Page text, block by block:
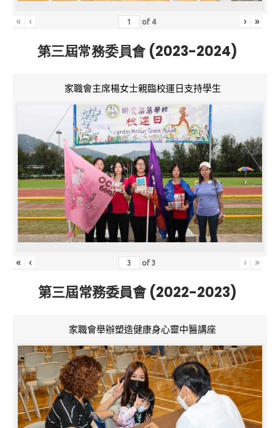
« ‹ of 4 › »
第三屆常務委員會 (2023-2024)
家職會主席楊女士親臨校運日支持學生
« ‹ of3 › »
第三屆常務委員會 (2022-2023)
家職會舉辦塑造健康身心靈中醫講座